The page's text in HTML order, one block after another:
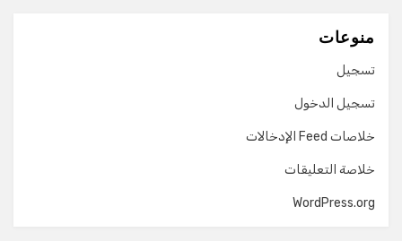
منوعات
تسجيل
تسجيل الدخول
خلاصات Feed الإدخالات
خلاصة التعليقات
WordPress.org